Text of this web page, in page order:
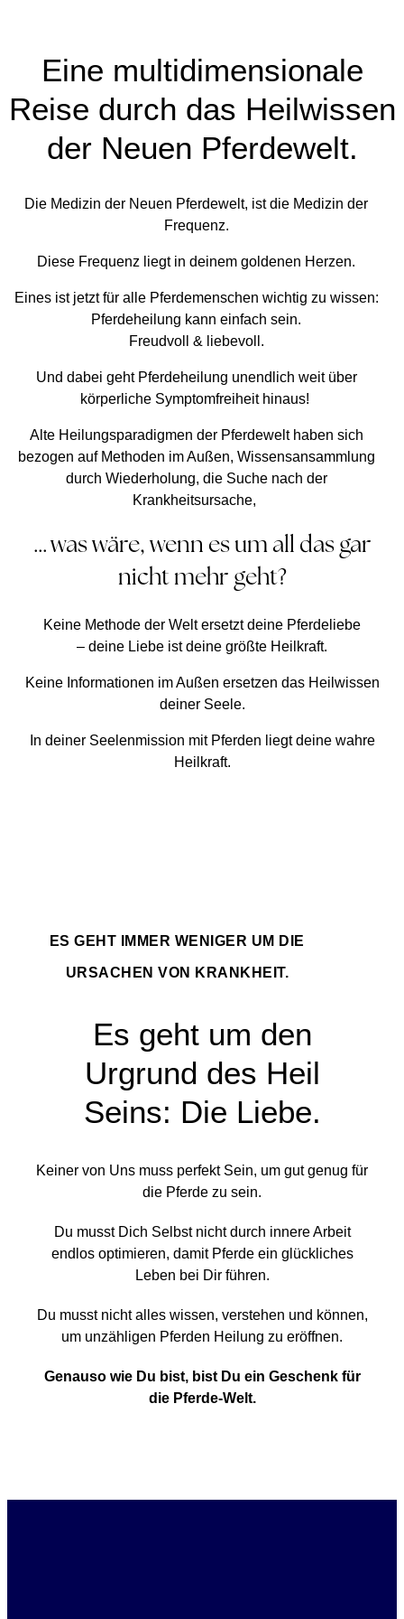
Eine multidimensionale
Reise durch das Heilwissen
der Neuen Pferdewelt.
Die Medizin der Neuen Pferdewelt, ist die Medizin der
Frequenz.
Diese Frequenz liegt in deinem goldenen Herzen.
Eines ist jetzt für alle Pferdemenschen wichtig zu wissen:
Pferdeheilung kann einfach sein.
Freudvoll & liebevoll.
Und dabei geht Pferdeheilung unendlich weit über
körperliche Symptomfreiheit hinaus!
Alte Heilungsparadigmen der Pferdewelt haben sich
bezogen auf Methoden im Außen, Wissensansammlung
durch Wiederholung, die Suche nach der
Krankheitsursache,
… was wäre, wenn es um all das gar
nicht mehr geht?
Keine Methode der Welt ersetzt deine Pferdeliebe
– deine Liebe ist deine größte Heilkraft.
Keine Informationen im Außen ersetzen das Heilwissen
deiner Seele.
In deiner Seelenmission mit Pferden liegt deine wahre
Heilkraft.
ES GEHT IMMER WENIGER UM DIE
URSACHEN VON KRANKHEIT.
Es geht um den
Urgrund des Heil
Seins: Die Liebe.
Keiner von Uns muss perfekt Sein, um gut genug für
die Pferde zu sein.
Du musst Dich Selbst nicht durch innere Arbeit
endlos optimieren, damit Pferde ein glückliches
Leben bei Dir führen.
Du musst nicht alles wissen, verstehen und können,
um unzähligen Pferden Heilung zu eröffnen.
Genauso wie Du bist, bist Du ein Geschenk für
die Pferde-Welt.